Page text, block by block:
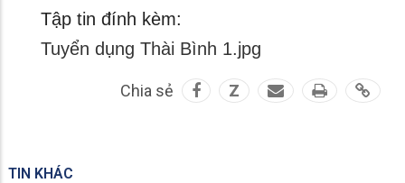
Tập tin đính kèm:
Tuyển dụng Thài Bình 1.jpg
Chia sẻ Z
TIN KHÁC